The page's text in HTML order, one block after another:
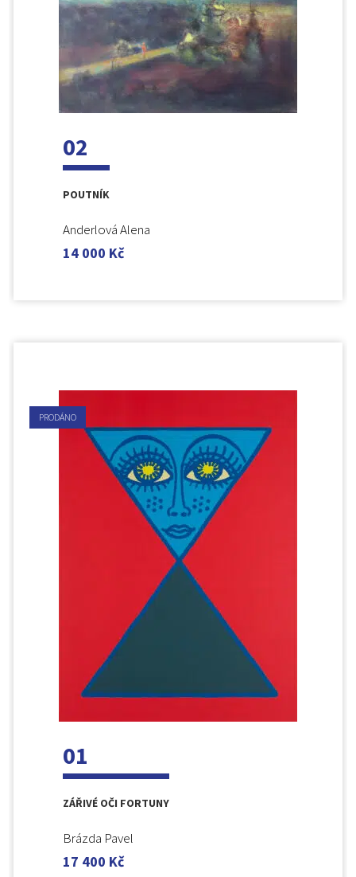
02
POUTNÍK
Anderlová Alena
14 000 Kč
PRODÁNO
01
ZÁŘIVÉ OČI FORTUNY
Brázda Pavel
17 400 Kč